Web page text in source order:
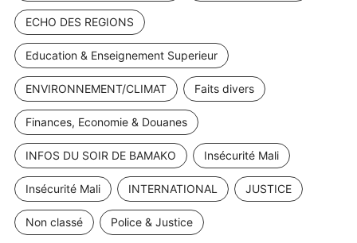
ECHO DES REGIONS
Education & Enseignement Superieur
ENVIRONNEMENT/CLIMAT Faits divers
Finances, Economie & Douanes
INFOS DU SOIR DE BAMAKO Insécurité Mali
Insécurité Mali INTERNATIONAL JUSTICE
Non classé Police & Justice